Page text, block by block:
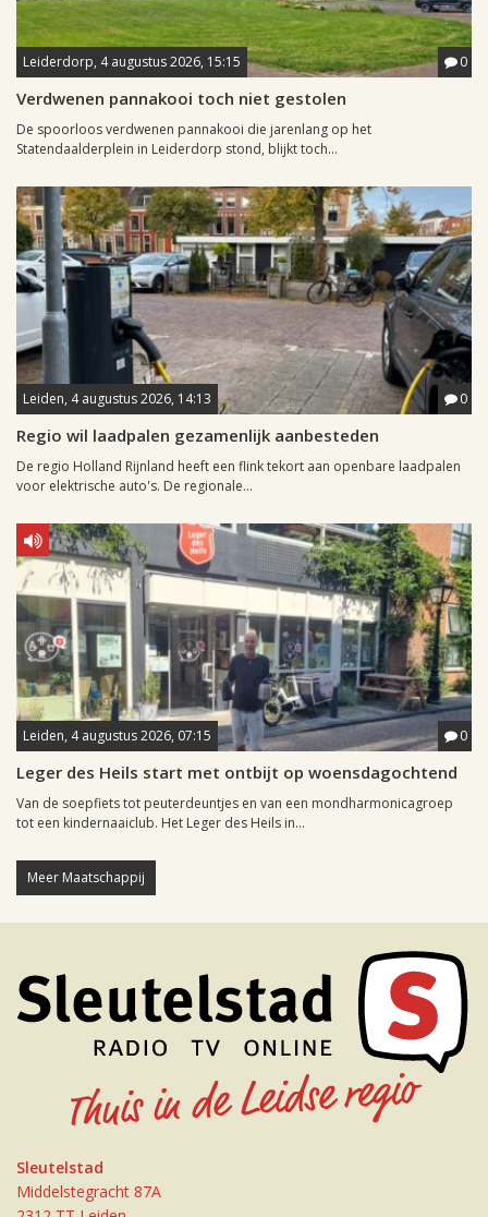
Leiderdorp, 4 augustus 2026, 15:15 0
Verdwenen pannakooi toch niet gestolen
De spoorloos verdwenen pannakooi die jarenlang op het
Statendaalderplein in Leiderdorp stond, blijkt toch...
Leiden, 4 augustus 2026, 14:13 0
Regio wil laadpalen gezamenlijk aanbesteden
De regio Holland Rijnland heeft een flink tekort aan openbare laadpalen
voor elektrische auto's. De regionale...
Leiden, 4 augustus 2026, 07:15 0
Leger des Heils start met ontbijt op woensdagochtend
Van de soepfiets tot peuterdeuntjes en van een mondharmonicagroep
tot een kindernaaiclub. Het Leger des Heils in...
Meer Maatschappij
Sleutelstad
Middelstegracht 87A